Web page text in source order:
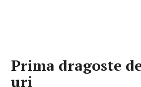
Prima dragoste
uri